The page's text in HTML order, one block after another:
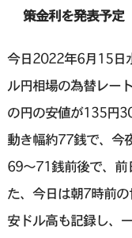
策金利を発表予定
今日2022年6月15日
ル円相場の為替レー
の円の安値が135円
動き幅約77銭で、今
69〜71銭前後で、前
た、今日は朝7時前
安ドル高も記録し、